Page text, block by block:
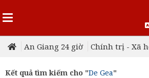
An Giang 24 giờ Chính trị - Xã
Kết quả tìm kiếm cho "De Gea"